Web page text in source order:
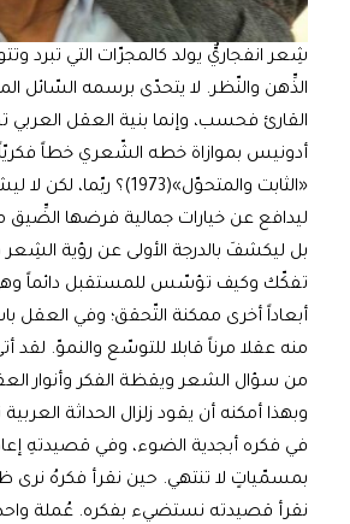
شِعر انفجاريٌّ يولد كالمجرّات التي تبرد
الذِّهن والنّظر. لا يتحدّى برسمه السّائل
القارئ فحسب، وإنما بنية العقل العربي
أدونيس بموازاة خطه الشّعري خطاً فكريّاً
«الثابت والمتحوّل»(1973)؟
ليدافع عن خيارات جمالية فرضها الضِّيق
بل ليكشفَ بالدرجة الأولى عن رؤية
تفكّك وكيف تؤسّس للمستقبل دائماً
أبعاداً أخرى ممكنة التّحقق؛ وفي العقل
منه عقلا مرناً قابلا للتوسّع والنموّ. لقد
من سؤال الشعر ويقظة الفكر وأنوار
وبهذا أمكنه أن يقود زلزال الحداثة
في فكره أبجدية الضوء، وفي قصيدتهِ
بمسمّياتٍ لا تنتهي. حين نقرأ فكرهُ
نقرأ قصيدته نستضيء بفكره. عُملة